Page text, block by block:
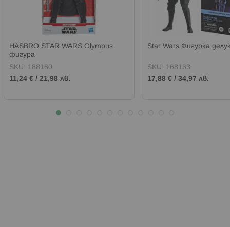
HASBRO STAR WARS Olympus
фигура
SKU: 188160
11,24 € / 21,98 лв.
Star Wars Фигурка
SKU: 168163
17,88 € / 34,97 лв.